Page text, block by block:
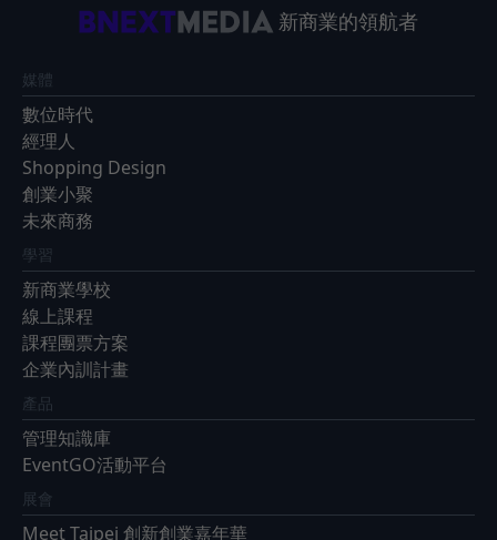
新商業的領航者
媒體
數位時代
經理人
Shopping Design
創業小聚
未來商務
學習
新商業學校
線上課程
課程團票方案
企業內訓計畫
產品
管理知識庫
EventGO活動平台
展會
Meet Taipei 創新創業嘉年華